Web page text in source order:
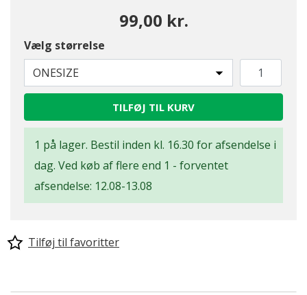
99,00 kr.
Vælg størrelse
ONESIZE
TILFØJ TIL KURV
1 på lager. Bestil inden kl. 16.30 for afsendelse i
dag. Ved køb af flere end 1 - forventet
afsendelse: 12.08-13.08
Tilføj til favoritter